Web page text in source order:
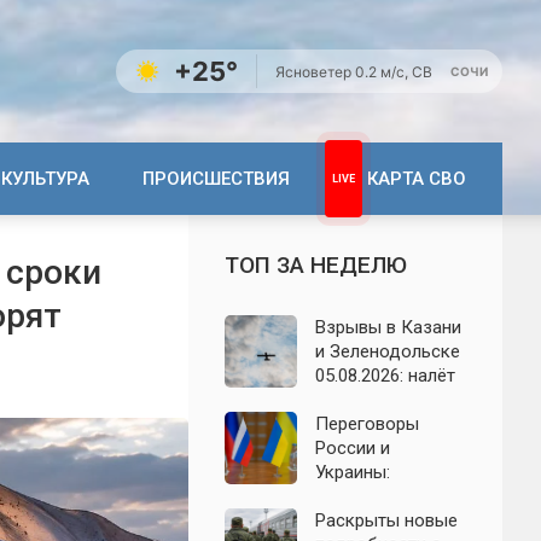
+25° Ясноветер 0.2 м/с, СВ СОЧИ
КУЛЬТУРА ПРОИСШЕСТВИЯ КАРТА СВО
ТОП ЗА НЕДЕЛЮ
Взрывы в Казани
и Зеленодольске
05.08.2026: налёт
Татарстан,
последствия
ночной атаки
Переговоры
России и
Украины:
заявления о
Раскрыты новые